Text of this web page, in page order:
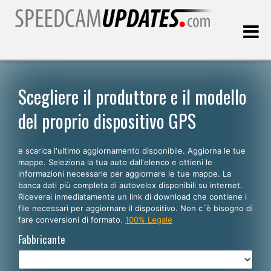
Clienti
SCEGLI LA LINGUA
Italiano
English
Español
Português
Scegliere il produttore e il modello
del proprio dispositivo GPS
e scarica l'ultimo aggiornamento disponibile. Aggiorna le tue
mappe. Seleziona la tua auto dall'elenco e ottieni le
informazioni necessarie per aggiornare le tue mappe. La
banca dati più completa di autovelox disponibili su internet.
Riceverai inmediatamente un link di download che contiene i
file necessari per aggiornare il dispositivo. Non c´è bisogno di
fare conversioni di formato. 100% Legale
Fabbricante